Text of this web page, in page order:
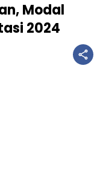
Modal
2024